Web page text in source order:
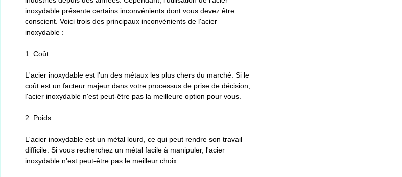
inoxydable présente certains inconvénients dont vous devez être
conscient. Voici trois des principaux inconvénients de l'acier
inoxydable :
1. Coût
L'acier inoxydable est l'un des métaux les plus chers du marché. Si le
coût est un facteur majeur dans votre processus de prise de décision,
l'acier inoxydable n'est peut-être pas la meilleure option pour vous.
2. Poids
L'acier inoxydable est un métal lourd, ce qui peut rendre son travail
difficile. Si vous recherchez un métal facile à manipuler, l'acier
inoxydable n'est peut-être pas le meilleur choix.